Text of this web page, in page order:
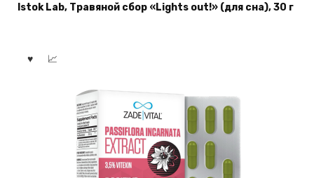
Istok Lab, Травяной сбор «Lights out!» (для сна), 30 г